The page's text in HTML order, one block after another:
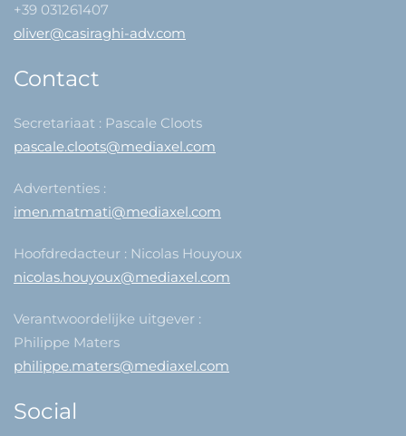
+39 031261407
oliver@casiraghi-adv.com
Contact
Secretariaat : Pascale Cloots
pascale.cloots@mediaxel.com
Advertenties :
imen.matmati@mediaxel.com
Hoofdredacteur : Nicolas Houyoux
nicolas.houyoux@mediaxel.com
Verantwoordelijke uitgever :
Philippe Maters
philippe.maters@mediaxel.com
Social